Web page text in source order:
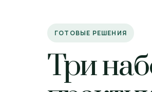
ГОТОВЫЕ РЕШЕНИЯ
Три